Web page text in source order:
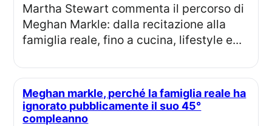
Martha Stewart commenta il percorso di
Meghan Markle: dalla recitazione alla
famiglia reale, fino a cucina, lifestyle e...
Meghan markle, perché la famiglia reale ha
ignorato pubblicamente il suo 45°
compleanno